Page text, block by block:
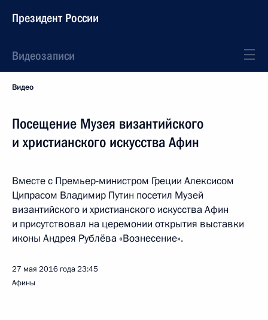
Президент России
Видеозаписи
Видео
Посещение Музея византийского
и христианского искусства Афин
Вместе с Премьер-министром Греции Алексисом
Ципрасом Владимир Путин посетил Музей
византийского и христианского искусства Афин
и присутствовал на церемонии открытия выставки
иконы Андрея Рублёва «Вознесение».
27 мая 2016 года23:45
Афины